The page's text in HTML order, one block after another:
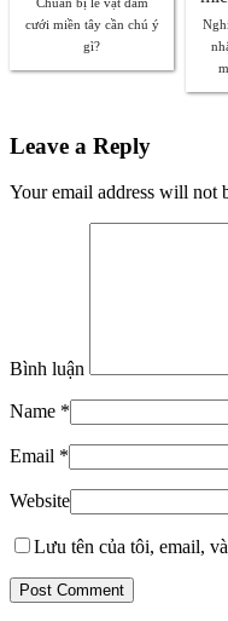
cưới miền tây cần chú ý
gì?
Leave a Reply
Your email address will not
Bình luận
Name *
Email *
Website
Lưu tên của tôi, email,